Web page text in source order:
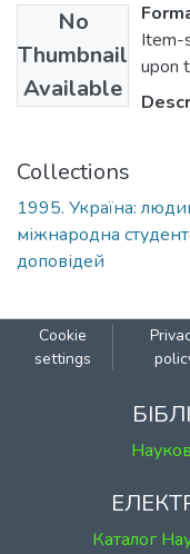
No
Thumbnail
Available
Item-
upon
Collections
1995. Україна:
міжнародна
доповідей
Cookie
settings
Каталог